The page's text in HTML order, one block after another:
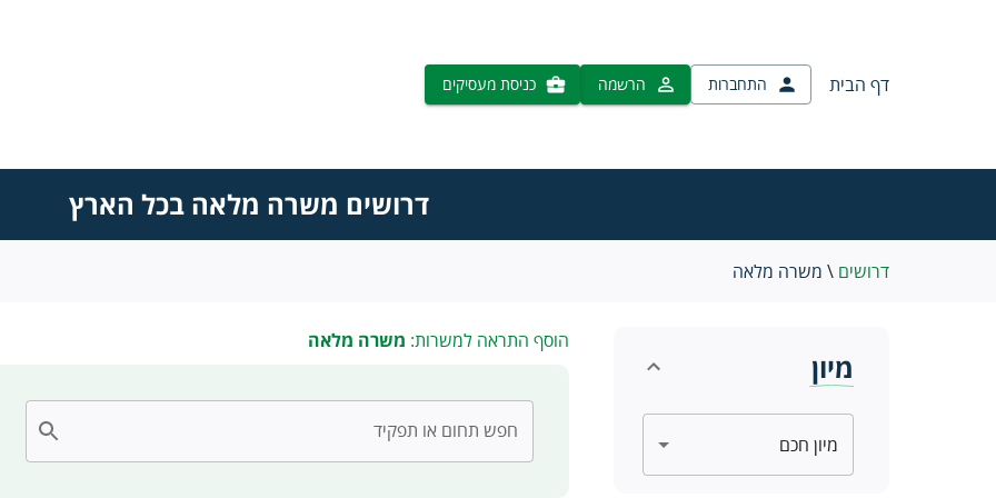
דף הבית התחברות הרשמה כניסת מעסיקים
דרושים משרה מלאה בכל הארץ
דרושים \ משרה מלאה
מיון
הוסף התראה למשרות: משרה מלאה
חפש תחום או תפקיד